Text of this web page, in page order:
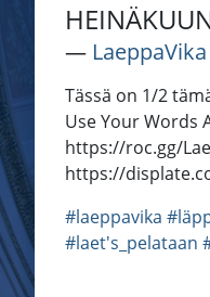
― LaeppaVika
Tässä on 1/2
Use Your Words
https://roc.gg/
https://
#laeppavika
#laet's_pelataan